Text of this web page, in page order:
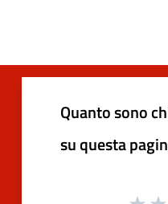
Quanto sono
su questa